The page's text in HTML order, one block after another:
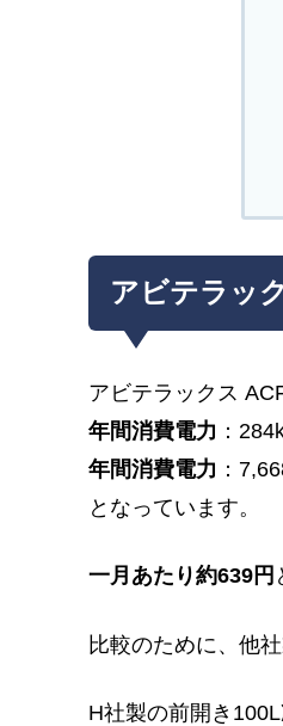
アビテラッ
アビテラックス
年間消費電力 ：
年間消費電力 ：
となっています。
一月あたり約639円
比較のために、他
H社製の前開き